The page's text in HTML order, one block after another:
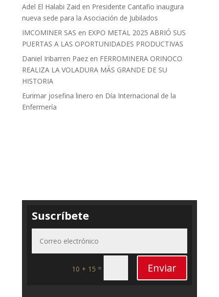
Adel El Halabi Zaid en Presidente Cantafio inaugura
nueva sede para la Asociación de Jubilados
IMCOMINER SAS en EXPO METAL 2025 ABRIÓ SUS
PUERTAS A LAS OPORTUNIDADES PRODUCTIVAS
Daniel Iribarren Paezen FERROMINERA ORINOCO
REALIZA LA VOLADURA MÁS GRANDE DE SU
HISTORIA
Eurimar josefina linero en Día Internacional de la
Enfermería
Suscríbete
10 + 15 = Enviar